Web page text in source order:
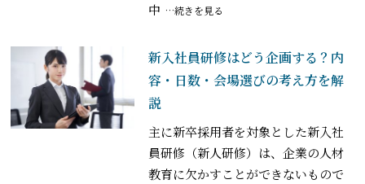
中 …続きを見る
新入社員研修はどう企画する？内
容・日数・会場選びの考え方を解
説
主に新卒採用者を対象とした新入社
員研修（新人研修）は、企業の人材
教育に欠かすことができないもので